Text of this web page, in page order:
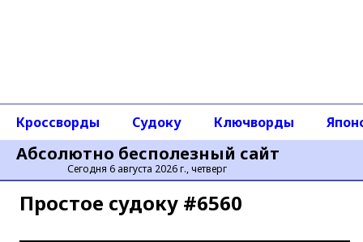
Абсолютно бесполезный сайт
Сегодня 6 августа 2026 г., четверг
Кроссворды Судоку Ключворды
Простое cудоку #6560